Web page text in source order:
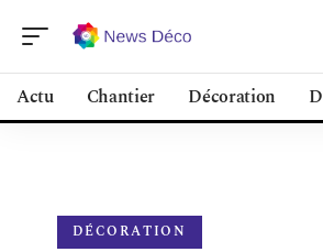
Actu Chantier Décoration
DÉCORATION